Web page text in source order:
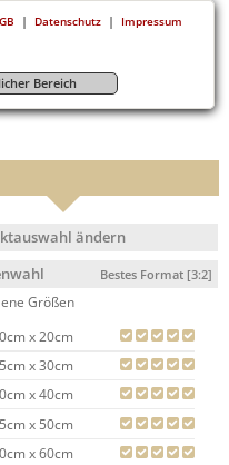
| Datenschutz | Impressum
Bereich
ändern
Bestes Format [3:2]
Größen
x 20cm
x 30cm
x 40cm
x 50cm
x 60cm